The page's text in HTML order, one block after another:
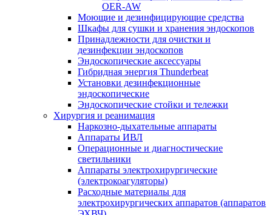
OER-AW
Моющие и дезинфицирующие средства
Шкафы для сушки и хранения эндоскопов
Принадлежности для очистки и
дезинфекции эндоскопов
Эндоскопические аксессуары
Гибридная энергия Thunderbeat
Установки дезинфекционные
эндоскопические
Эндоскопические стойки и тележки
Хирургия и реанимация
Наркозно-дыхательные аппараты
Аппараты ИВЛ
Операционные и диагностические
светильники
Аппараты электрохирургические
(электрокоагуляторы)
Расходные материалы для
электрохирургических аппаратов (аппаратов